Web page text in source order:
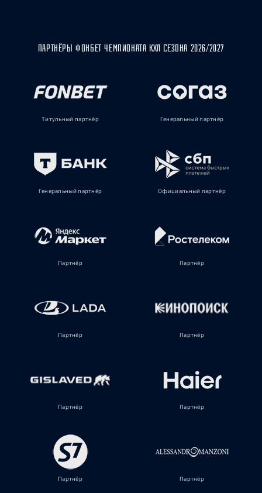
ПАРТНЁРЫ ФОНБЕТ ЧЕМПИОНАТА КХЛ СЕЗОНА 2026/2027
Титульный партнёр Генеральный партнёр
Генеральный партнёр Официальный партнёр
Партнёр Партнёр
Партнёр Партнёр
Партнёр Партнёр
Партнёр Партнёр